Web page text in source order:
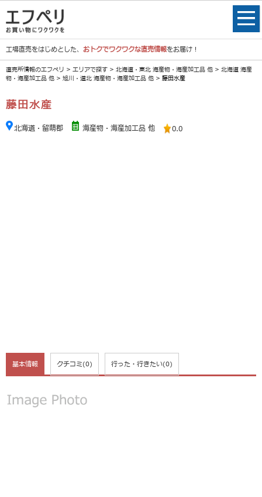
工場直売をはじめとした、 おトクでワクワクな直売情報をお届け！
直売所情報のエフペリ > エリアで探す > 北海道・東北 海産物・海産加工品 他 > 北海道 海産
物・海産加工品 他 > 旭川・道北 海産物・海産加工品 他 > 藤田水産
藤田水産
北海道・留萌郡 海産物・海産加工品 他 0.0
基本情報 クチコミ(0) 行った・行きたい(0)